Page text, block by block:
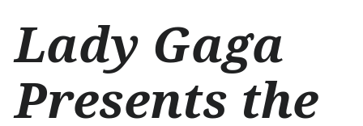
e
r
ğ
e
Lady Gaga
Presents the